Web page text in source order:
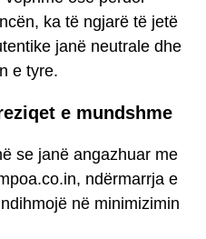
ka të ngjarë të jetë
janë neutrale dhe
e tyre.
e mundshme
se janë angazhuar me
ndërmarrja e
në minimizimin